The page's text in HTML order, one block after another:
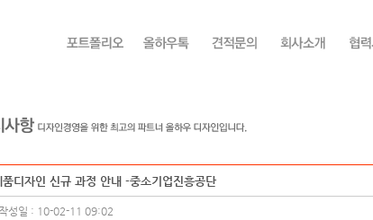
품디자인 신규 과정 안내 -중소기업진흥공단
성일 : 10-02-11 09:02